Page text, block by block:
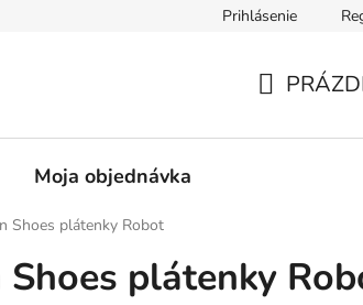
Pravidlá
Prihlásenie
Moja objednávka
Shoes plátenky Robot
plátenky